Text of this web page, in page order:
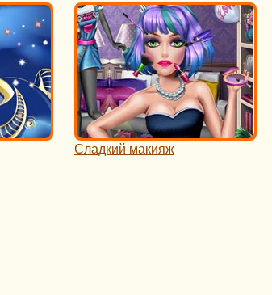
Сладкий макияж